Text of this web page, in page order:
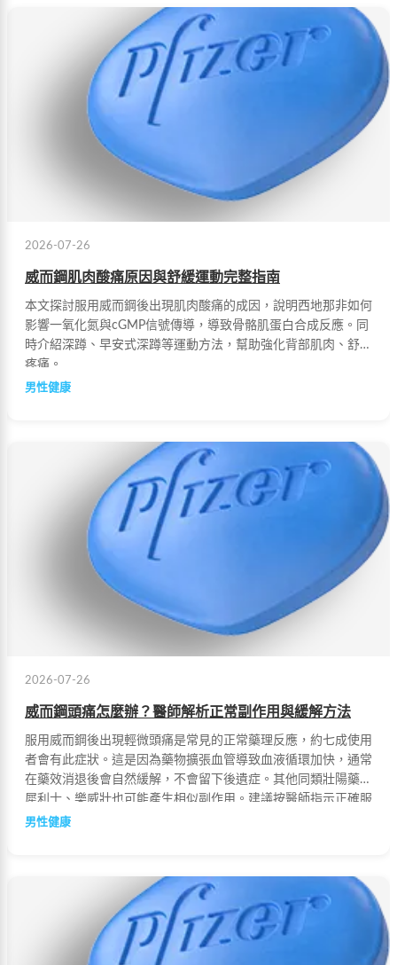
2026-07-26
威而鋼肌肉酸痛原因與舒緩運動完整指南
本文探討服用威而鋼後出現肌肉酸痛的成因，說明西地那非如何
影響一氧化氮與cGMP信號傳導，導致骨骼肌蛋白合成反應。同
時介紹深蹲、早安式深蹲等運動方法，幫助強化背部肌肉、舒緩
疼痛。
男性健康
2026-07-26
威而鋼頭痛怎麼辦？醫師解析正常副作用與緩解方法
服用威而鋼後出現輕微頭痛是常見的正常藥理反應，約七成使用
者會有此症狀。這是因為藥物擴張血管導致血液循環加快，通常
在藥效消退後會自然緩解，不會留下後遺症。其他同類壯陽藥如
犀利士、樂威壯也可能產生相似副作用。建議按醫師指示正確服
用，若出現嚴重症狀應立即就醫。
男性健康